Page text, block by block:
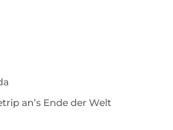
an’s Ende der Welt